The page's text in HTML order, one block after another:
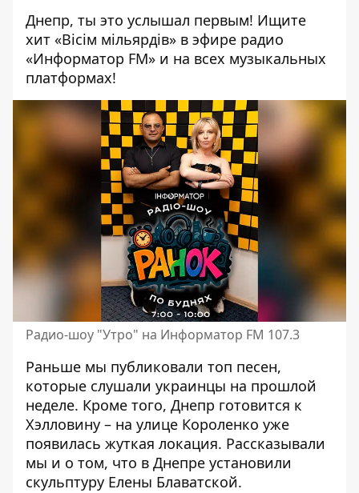
Днепр, ты это услышал первым! Ищите
хит «Вісім мільярдів» в эфире радио
«Информатор FM» и на всех музыкальных
платформах!
Радио-шоу "Утро" на Информатор FM 107.3
Раньше мы публиковали топ песен,
которые слушали украинцы на прошлой
неделе. Кроме того, Днепр готовится к
Хэлловину – на улице Короленко уже
появилась жуткая локация. Рассказывали
мы и о том, что в Днепре установили
скульптуру Елены Блаватской.